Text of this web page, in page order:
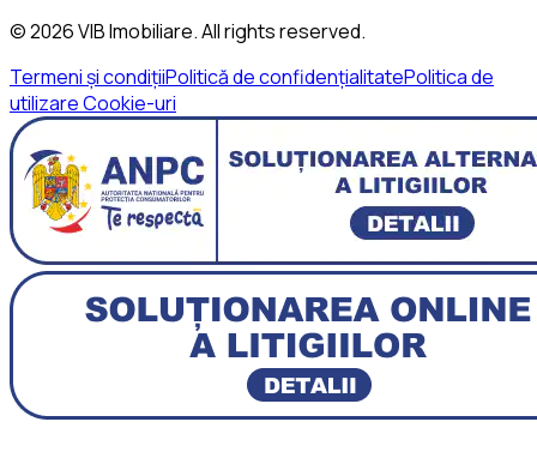
©2026VIB Imobiliare. All rights reserved.
Termeni și condițiiPolitică de confidențialitatePolitica de
utilizare Cookie-uri